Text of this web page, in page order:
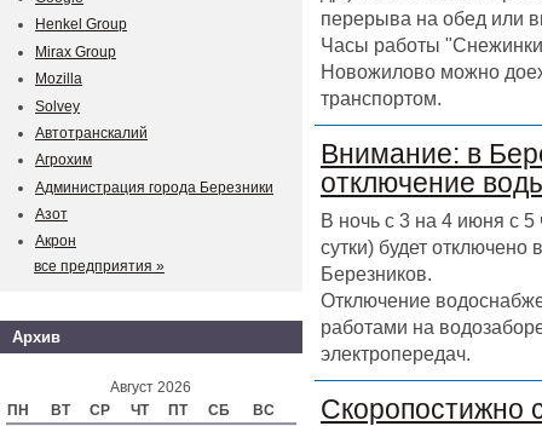
перерыва на обед или
Часы работы
Новожилово можно
транспортом.
Внимание: в
отключение
В ночь с 3 на 4 июня с 5
сутки) будет
Березников.
Отключение
работами на
электропередач.
Скоропостижно
Henkel Group
Mirax Group
Mozilla
Solvey
Автотранскалий
Агрохим
Администрация города Березники
Азот
Акрон
все предприятия »
Архив
Август 2026
ПН
ВТ СР ЧТ ПТ СБ
ВС